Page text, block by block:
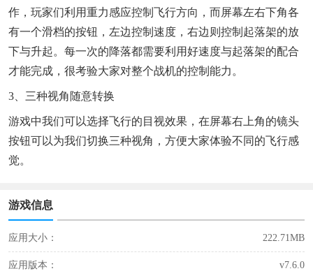
作，玩家们利用重力感应控制飞行方向，而屏幕左右下角各
有一个滑档的按钮，左边控制速度，右边则控制起落架的放
下与升起。每一次的降落都需要利用好速度与起落架的配合
才能完成，很考验大家对整个战机的控制能力。
3、三种视角随意转换
游戏中我们可以选择飞行的目视效果，在屏幕右上角的镜头
按钮可以为我们切换三种视角，方便大家体验不同的飞行感
觉。
游戏信息
应用大小： 222.71MB
应用版本： v7.6.0